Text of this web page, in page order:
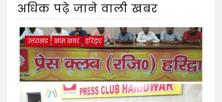
अधिक पढ़े जाने वाली खबर
उत्तराखंड खास खबर हरिद्वार